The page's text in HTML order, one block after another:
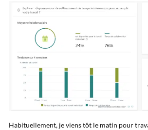
Habituellement, je viens tôt le matin pour